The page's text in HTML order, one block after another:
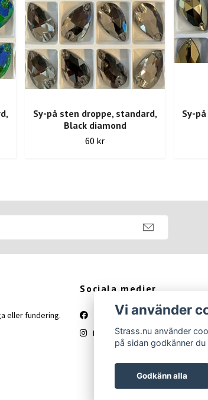
Sy-på sten droppe, standard,
Black diamond
60 kr
Sy-
eller fundering.
Sociala medier
Facebook
Instagram
Vi använder
Strass.nu använder
på sidan godkänner
Godkänn alla